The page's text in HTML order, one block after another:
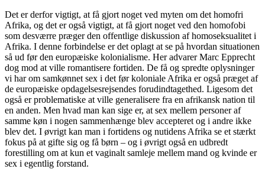
Det er derfor vigtigt, at få gjort noget ved myten om det homofri
Afrika, og det er også vigtigt, at få gjort noget ved den homofobi
som desværre præger den offentlige diskussion af homoseksualitet i
Afrika. I denne forbindelse er det oplagt at se på hvordan situationen
så ud før den europæiske kolonialisme. Her advarer Marc Epprecht
dog mod at ville romantisere fortiden. De få og spredte oplysninger
vi har om samkønnet sex i det før koloniale Afrika er også præget af
de europæiske opdagelsesrejsendes forudindtagethed. Ligesom det
også er problematiske at ville generalisere fra en afrikansk nation til
en anden. Men hvad man kan sige er, at sex mellem personer af
samme køn i nogen sammenhænge blev accepteret og i andre ikke
blev det. I øvrigt kan man i fortidens og nutidens Afrika se et stærkt
fokus på at gifte sig og få børn – og i øvrigt også en udbredt
forestilling om at kun et vaginalt samleje mellem mand og kvinde er
sex i egentlig forstand.